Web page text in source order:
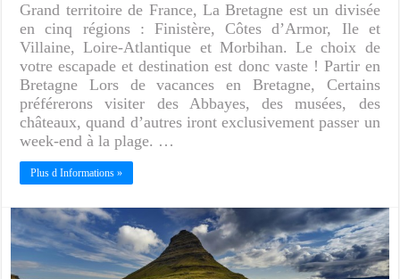
Grand territoire de France, La Bretagne est un divisée
en cinq régions : Finistère, Côtes d’Armor, Ile et
Villaine, Loire-Atlantique et Morbihan. Le choix de
votre escapade et destination est donc vaste ! Partir en
Bretagne Lors de vacances en Bretagne, Certains
préférerons visiter des Abbayes, des musées, des
châteaux, quand d’autres iront exclusivement passer un
week-end à la plage. …
Plus d Informations »